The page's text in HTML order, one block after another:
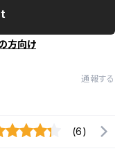
方向け
通報する
(6)